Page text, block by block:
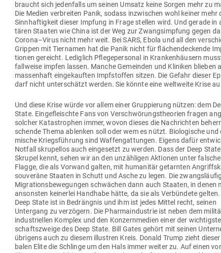
braucht sich jeden­falls um seinen Umsatz keine Sorgen mehr zu
Die Medien ver­breiten Panik, sodass inzwi­schen wohl keiner mehr
Sinn­haf­tigkeit dieser Impfung in Frage stellen wird. Und gerade
tären Staaten wie China ist der Weg zur Zwangs­impfung gegen
Corona–Virus nicht mehr weit. Bei SARS, Ebola und all den
Grippen mit Tier­namen hat die Panik nicht für flä­chen­de­ckende
tionen gereicht. Lediglich Pfle­ge­per­sonal in Kran­ken­häusern
fall­weise impfen lassen. Manche Gemeinden und Kli­niken blieben
mas­senhaft ein­ge­kauften Impf­stoffen sitzen. Die Gefahr dieser
darf nicht unter­schätzt werden. Sie könnte eine welt­weite Krise
Und diese Krise würde vor allem einer Grup­pierung nützen: dem
State. Ein­ge­fleischte Fans von Ver­schwö­rungs­theorien fragen
solcher Kata­strophen immer, wovon dieses die Nach­richten
schende Thema ablenken soll oder wem es nützt. Bio­lo­gische
mische Kriegs­führung sind Waf­fen­gat­tungen. Eigens dafür
Notfall skru­pellos auch ein­ge­setzt zu werden. Dass der Deep
Skrupel kennt, sehen wir an den unzäh­ligen Aktionen unter
Flagge, die als Vorwand galten, mit huma­nitär getarnten
sou­veräne Staaten in Schutt und Asche zu legen. Die
Migra­ti­ons­be­we­gungen schwächen dann auch Staaten, in denen
ansonsten kei­nerlei Handhabe hätte, da sie als Ver­bündete gelten.
Deep State ist in Bedrängnis und ihm ist jedes Mittel recht, seinen
Untergang zu ver­zögern. Die Phar­ma­in­dustrie ist neben dem
industriellen Komplex und den Kon­zern­medien einer der
schafts­zweige des Deep State. Bill Gates gehört mit seinen
übrigens auch zu diesem illustren Kreis. Donald Trump zieht
balen Elite die Schlinge um den Hals immer weiter zu. Auf einen